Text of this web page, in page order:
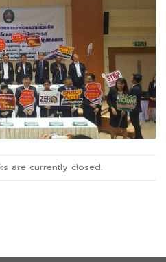
are currently closed.